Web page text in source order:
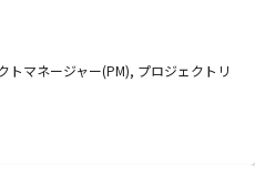
マネージャー(PM), プロジェクトリ